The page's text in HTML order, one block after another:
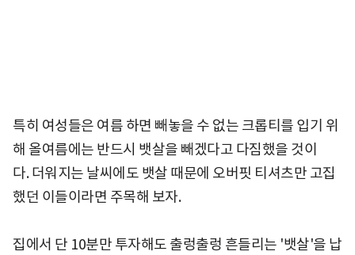
특히 여성들은 여름 하면 빼놓을 수 없는 크롭티를 입기 위
해 올여름에는 반드시 뱃살을 빼겠다고 다짐했을 것이
다. 더워지는 날씨에도 뱃살 때문에 오버핏 티셔츠만 고집
했던 이들이라면 주목해 보자.
집에서 단 10분만 투자해도 출렁출렁 흔들리는 '뱃살'을 납